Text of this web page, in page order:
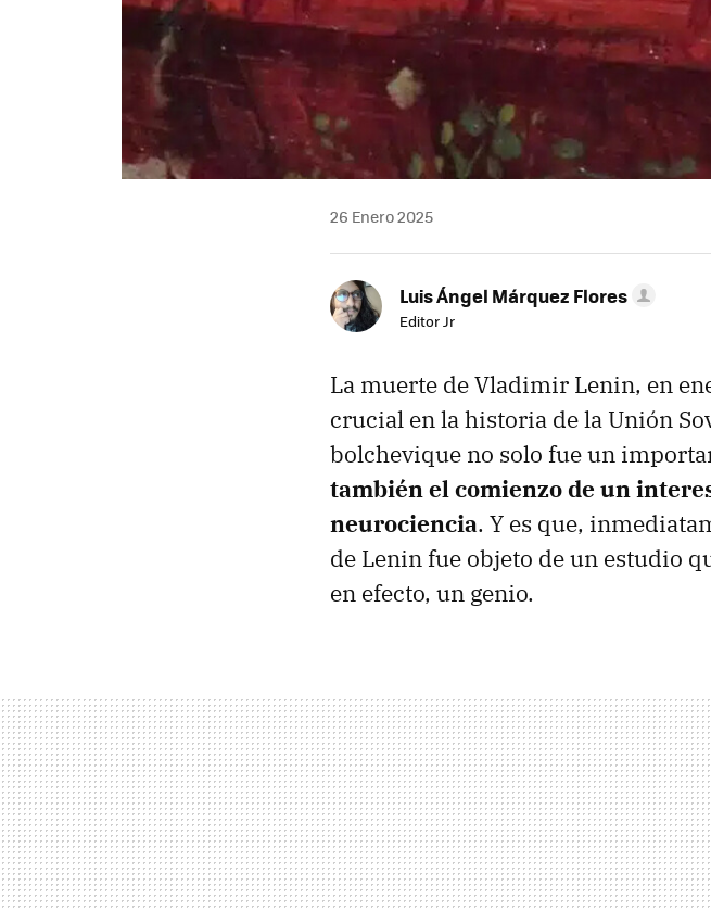
26 Enero 2025
Luis Ángel Márquez Flores
Editor Jr
La muerte de Vladimir Lenin, en
crucial en la historia de la Unión
bolchevique no solo fue un
también el comienzo de un
neurociencia. Y es que,
de Lenin fue objeto de un estudio
en efecto, un genio.